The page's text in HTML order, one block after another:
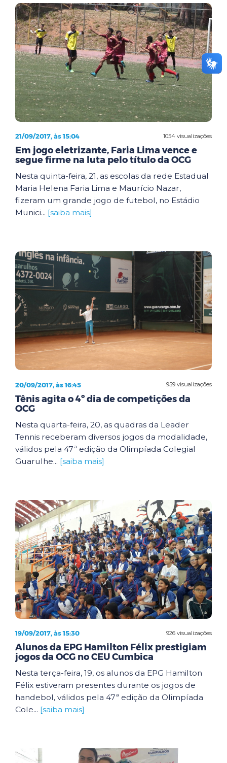
1054 visualizações
21/09/2017, às 15:04
Em jogo eletrizante, Faria Lima vence e
segue firme na luta pelo título da OCG
Nesta quinta-feira, 21, as escolas da rede Estadual
Maria Helena Faria Lima e Maurício Nazar,
fizeram um grande jogo de futebol, no Estádio
Munici... [saiba mais]
959 visualizações
20/09/2017, às 16:45
Tênis agita o 4º dia de competições da
OCG
Nesta quarta-feira, 20, as quadras da Leader
Tennis receberam diversos jogos da modalidade,
válidos pela 47ª edição da Olimpíada Colegial
Guarulhe... [saiba mais]
926 visualizações
19/09/2017, às 15:30
Alunos da EPG Hamilton Félix prestigiam
jogos da OCG no CEU Cumbica
Nesta terça-feira, 19, os alunos da EPG Hamilton
Félix estiveram presentes durante os jogos de
handebol, válidos pela 47ª edição da Olimpíada
Cole... [saiba mais]